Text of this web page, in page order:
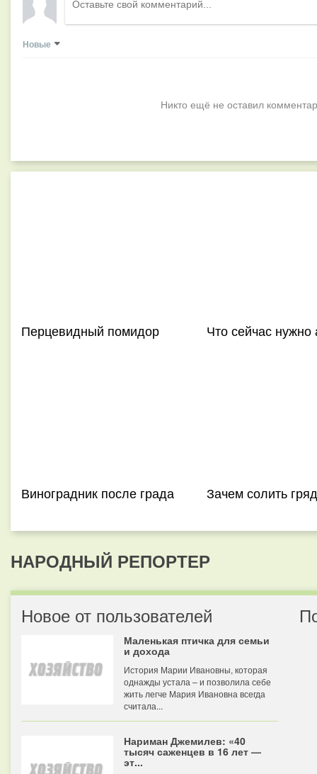
Новые
Никто ещё не оставил
Перцевидный помидор Что сейчас нужно
Виноградник после града Зачем солить
НАРОДНЫЙ РЕПОРТЕР
Новое от пользователей
Маленькая птичка для семьи
и дохода
История Марии Ивановны, которая
однажды устала – и позволила себе
жить легче Мария Ивановна всегда
считала...
Нариман Джемилев: «40
тысяч саженцев в 16 лет —
эт...